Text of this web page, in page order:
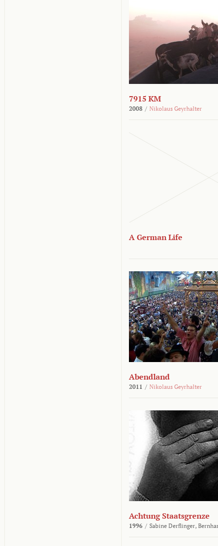
7915 KM
2008 / Nikolaus Geyrhalter
A German Life
Abendland
2011 / Nikolaus Geyrhalter
Achtung Staatsgrenze
1996 / Sabine Derflinger,